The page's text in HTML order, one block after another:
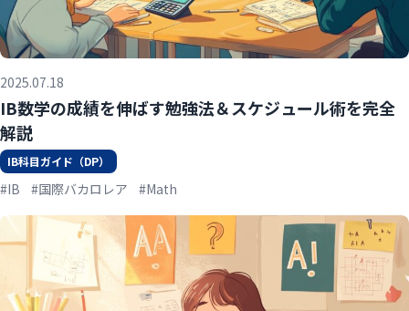
2025.07.18
IB数学の成績を伸ばす勉強法＆スケジュール術を完全
解説
IB科目ガイド（DP）
#IB #国際バカロレア #Math